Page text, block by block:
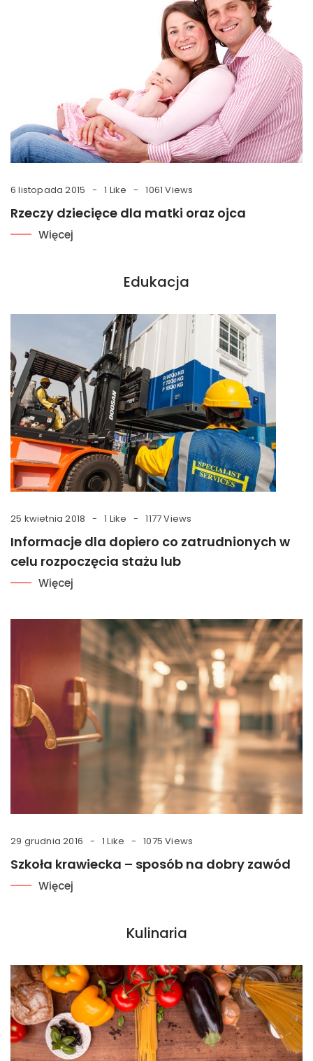
6 listopada 2015 1 Like 1061 Views
Rzeczy dziecięce dla matki oraz ojca
Więcej
Edukacja
25 kwietnia 2018 1 Like 1177 Views
Informacje dla dopiero co zatrudnionych w
celu rozpoczęcia stażu lub
Więcej
29 grudnia 2016 1 Like 1075 Views
Szkoła krawiecka – sposób na dobry zawód
Więcej
Kulinaria